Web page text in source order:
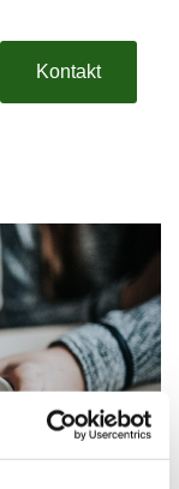
Kontakt